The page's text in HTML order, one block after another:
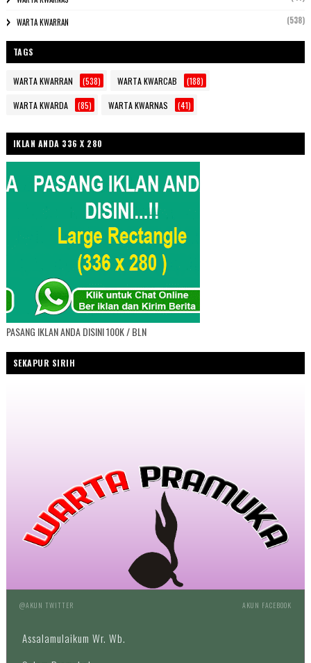
WARTA KWARRAN (538)
TAGS
WARTA KWARRAN (538) WARTA KWARCAB (188)
WARTA KWARDA (85) WARTA KWARNAS (41)
IKLAN ANDA 336 X 280
PASANG IKLAN ANDA DISINI 100K / BLN
SEKAPUR SIRIH
@AKUN TWITTER AKUN FACEBOOK
Assalamulaikum Wr. Wb.